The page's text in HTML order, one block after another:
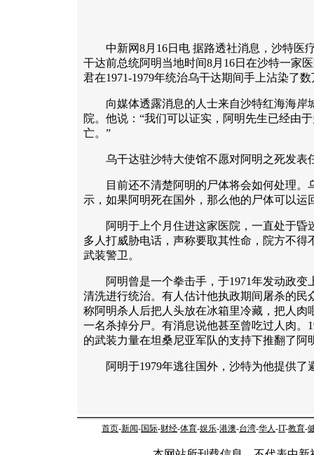
中新网8月16日电 据路透社消息，沙特医
干达前总统阿明当地时间8月16日在沙特一家
君在1971-1979年统治乌干达期间手上沾染了
向媒体透露消息的人士来自沙特红海海岸
院。他说：“我们可以证实，阿明先生已经由
亡。”
乌干达驻沙特大使馆不愿对阿明之死发表
目前还不清楚阿明的尸体将会如何处理。
示，如果阿明死在国外，那么他的尸体可以运
阿明于上个月住进这家医院，一直处于昏
多人打威胁电话，声称要取其性命，院方不得
武装警卫。
阿明曾是一个拳击手，于1971年发动政变
清洗进行统治。有人估计他执政期间屠杀的民
称阿明杀人后把人头放在冰箱里冷藏，把人肉
一名杀掉分尸。有消息说他甚至曾吃过人肉。
的武装力量在坦桑尼亚军队的支持下推翻了阿
阿明于1979年逃往国外，沙特为他提供了
首页-新闻-国际-财经-体育-娱乐-港澳-台湾-华人-IT-教育-